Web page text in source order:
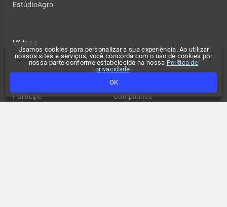
Usamos cookies para personalizar a sua experiência. Ao utilizar
nossos sites e serviços, você concorda com o uso de cookies por
nossa parte conforme estabelecido na nossa Política de
privacidade.
OK
EstúdioAgro
Vídeos
Participe
Contato
Compliance